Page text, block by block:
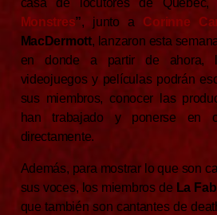
casa de locutores de Quebec,
Monstres”, junto a Corinne
MacDermott, lanzaron esta
en donde a partir de ahora,
videojuegos y películas podrán
sus miembros, conocer las
han trabajado y ponerse en
directamente.
Además, para mostrar lo que son
sus voces, los miembros de La
que también son cantantes de